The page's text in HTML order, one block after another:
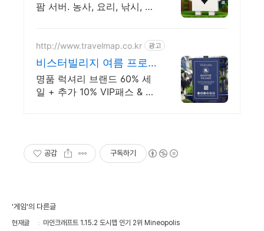
팜 서버. 농사, 요리, 낚시, 채
http://www.travelmap.co.kr 광고
비스터빌리지 여름 프로
모션 VIP 패스 10% 할인
쿠폰
명품 럭셔리 브랜드 60% 세
일 + 추가 10% VIP패스 & 핸
공감 구독하기
'게임'의 다른글
현재글 마인크래프트 1.15.2 도시맵 인기 2위 Mineopolis